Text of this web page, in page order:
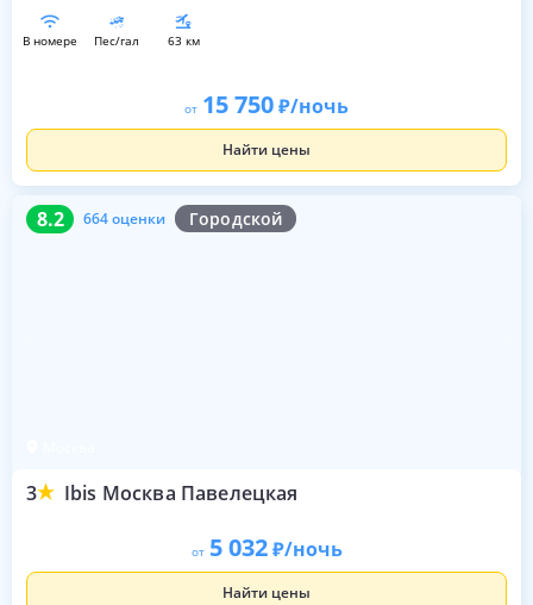
в номере пес/гал 63 км
от 15 750 /ночь
Найти цены
8.2 664 оценки Городской
3 Ibis Москва Павелецкая
8.2 664 оценки
от 5 032 /ночь
Найти цены